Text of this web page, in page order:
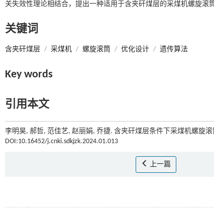
关失效性理论相结合，提出一种适用于含夹矸煤层的采煤机螺旋滚
关键词
含夹矸煤层 / 采煤机 / 螺旋滚筒 / 优化设计 / 遗传算法
Key words
引用本文
李明昊, 郝哲, 范佳艺, 赵丽娟, 乔捷. 含夹矸煤层条件下采煤机螺旋滚
DOI:10.16452/j.cnki.sdkjzk.2024.01.013
上一篇